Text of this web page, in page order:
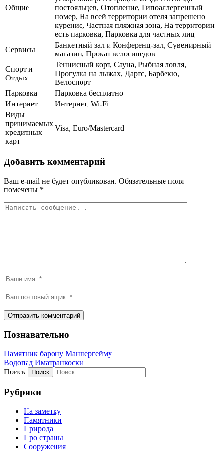
Общие
постояльцев, Отопление, Гипоаллергенный
номер, На всей территории отеля запрещено
курение, Частная пляжная зона, На территории
есть парковка, Парковка для частных лиц
Сервисы
Банкетный зал и Конференц-зал, Сувенирный
магазин, Прокат велосипедов
Спорт и
Отдых
Теннисный корт, Сауна, Рыбная ловля,
Прогулка на лыжах, Дартс, Барбекю,
Велоспорт
Парковка
Парковка бесплатно
Интернет
Интернет, Wi-Fi
Виды
принимаемых
кредитных
карт
Visa, Euro/Mastercard
Добавить комментарий
Ваш e-mail не будет опубликован. Обязательные поля
помечены *
Познавательно
Памятник барону Маннергейму
Водопад Иматранкоски
Поиск
Рубрики
На заметку
Памятники
Природа
Про страны
Сооружения